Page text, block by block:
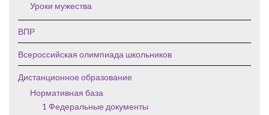
Уроки мужества
ВПР
Всероссийская олимпиада школьников
Дистанционное образование
Нормативная база
1 Федеральные документы